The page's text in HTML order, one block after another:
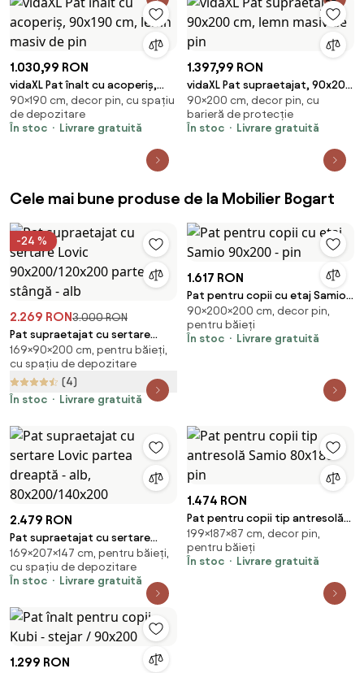
1.030,99 RON
vidaXL Pat înalt cu acoperiș,
90x190 cm, lemn masiv de pin
90×190 cm, decor pin, cu spațiu
de depozitare
În stoc
Livrare gratuită
1.397,99 RON
vidaXL Pat supraetajat, 90x200
cm, lemn masiv de pin
90×200 cm, decor pin, cu
barieră de protecție
În stoc
Livrare gratuită
Cele mai bune produse de la Mobilier Bogart
-24 %
2.269 RON3.000 RON
Pat supraetajat cu sertare
Lovic 90x200/120x200 partea
stângă - alb
169×90×200 cm, pentru băieți,
cu spațiu de depozitare
(4)
În stoc
Livrare gratuită
1.617 RON
Pat pentru copii cu etaj Samio
90x200 - pin
90×200×200 cm, decor pin,
pentru băieți
În stoc
Livrare gratuită
2.479 RON
Pat supraetajat cu sertare
Lovic partea dreaptă - alb,
80x200/140x200
169×207×147 cm, pentru băieți,
cu spațiu de depozitare
În stoc
Livrare gratuită
1.474 RON
Pat pentru copii tip antresolă
Samio 80x180 - pin
199×187×87 cm, decor pin,
pentru băieți
În stoc
Livrare gratuită
1.299 RON